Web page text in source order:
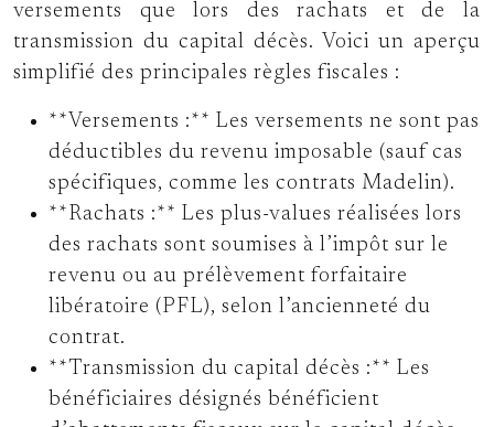
versements que lors des rachats et de la
transmission du capital décès. Voici un aperçu
simplifié des principales règles fiscales :
**Versements :** Les versements ne sont pas
déductibles du revenu imposable (sauf cas
spécifiques, comme les contrats Madelin).
**Rachats :** Les plus-values réalisées lors
des rachats sont soumises à l’impôt sur le
revenu ou au prélèvement forfaitaire
libératoire (PFL), selon l’ancienneté du
contrat.
**Transmission du capital décès :** Les
bénéficiaires désignés bénéficient